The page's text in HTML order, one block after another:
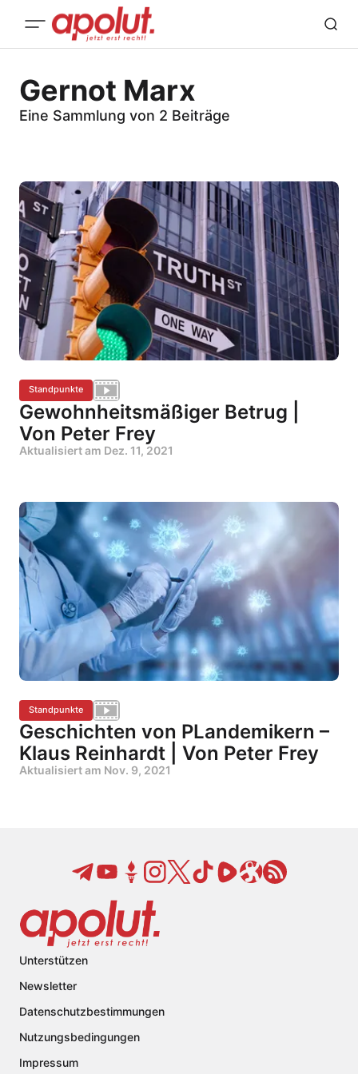
Gernot Marx
Eine Sammlung von 2 Beiträge
Standpunkte
Gewohnheitsmäßiger Betrug |
Von Peter Frey
Aktualisiert am Dez. 11, 2021
Standpunkte
Geschichten von PLandemikern –
Klaus Reinhardt | Von Peter Frey
Aktualisiert am Nov. 9, 2021
Unterstützen
Newsletter
Datenschutzbestimmungen
Nutzungsbedingungen
Impressum